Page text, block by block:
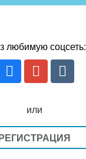
любимую соцсеть:
или